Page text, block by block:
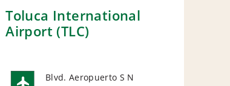
Toluca International
Airport (TLC)
Blvd. Aeropuerto S N